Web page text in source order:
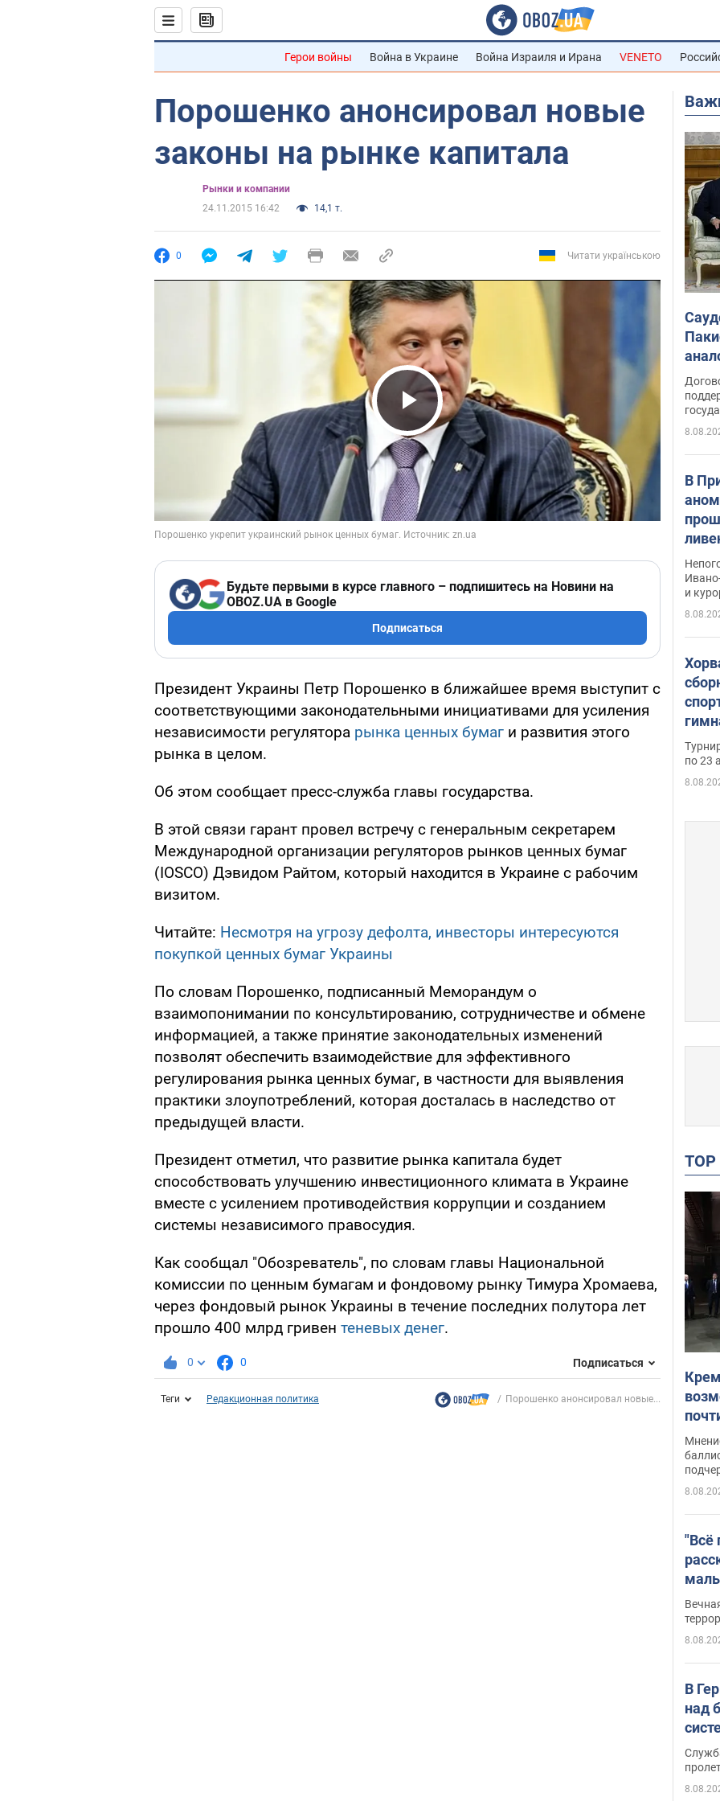
Герои войны Война в Украине Война Израиля и Ирана VENETO
Порошенко анонсировал новые
законы на рынке капитала
Рынки и компании
24.11.2015 16:42
14,1 т.
0 Читати українською
Play Video
Будьте первыми в курсе главного – подпишитесь на Новини на
OBOZ.UA в Google
Подписаться
Президент Украины Петр Порошенко в ближайшее время выступит с
соответствующими законодательными инициативами для усиления
независимости регулятора рынка ценных бумаг и развития этого
рынка в целом.
Об этом сообщает пресс-служба главы государства.
В этой связи гарант провел встречу с генеральным секретарем
Международной организации регуляторов рынков ценных бумаг
(IOSCO) Дэвидом Райтом, который находится в Украине с рабочим
визитом.
Читайте: Несмотря на угрозу дефолта, инвесторы интересуются
покупкой ценных бумаг Украины
По словам Порошенко, подписанный Меморандум о
взаимопонимании по консультированию, сотрудничестве и обмене
информацией, а также принятие законодательных изменений
позволят обеспечить взаимодействие для эффективного
регулирования рынка ценных бумаг, в частности для выявления
практики злоупотреблений, которая досталась в наследство от
предыдущей власти.
Президент отметил, что развитие рынка капитала будет
способствовать улучшению инвестиционного климата в Украине
вместе с усилением противодействия коррупции и созданием
системы независимого правосудия.
Как сообщал "Обозреватель", по словам главы Национальной
комиссии по ценным бумагам и фондовому рынку Тимура Хромаева,
через фондовый рынок Украины в течение последних полутора лет
прошло 400 млрд гривен теневых денег.
0 0 Подписаться
Теги Редакционная политика Порошенко анонсировал новые...
В
и
на
по 23
"Всё
В
над